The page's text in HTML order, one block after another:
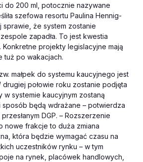
do 200 ml, potocznie nazywane
szefowa resortu Paulina Hennig-
sprawie, że system zostanie
zapadła. To jest kwestia
Konkretne projekty legislacyjne mają
tuż po wakacjach.
małpek do systemu kaucyjnego jest
drugiej połowie roku zostanie podjęta
w systemie kaucyjnym zostaną
będą wdrażane – potwierdza
DGP. – Rozszerzenie
nowe frakcje to duża zmiana
która będzie wymagać czasu na
uczestników rynku – w tym
na rynek, placówek handlowych,